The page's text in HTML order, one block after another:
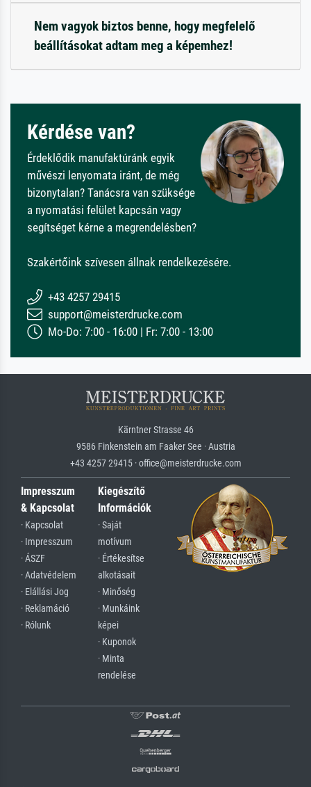
Nem vagyok biztos benne, hogy megfelelő
beállításokat adtam meg a képemhez!
Kérdése van?
Érdeklődik manufaktúránk egyik
művészi lenyomata iránt, de még
bizonytalan? Tanácsra van szüksége
a nyomatási felület kapcsán vagy
segítséget kérne a megrendelésben?
Szakértőink szívesen állnak rendelkezésére.
+43 4257 29415
support@meisterdrucke.com
Mo-Do: 7:00 - 16:00 | Fr: 7:00 - 13:00
Kärntner Strasse 46
9586 Finkenstein am Faaker See · Austria
+43 4257 29415 · office@meisterdrucke.com
Impresszum
& Kapcsolat
· Kapcsolat
· Impresszum
· ÁSZF
· Adatvédelem
· Elállási Jog
· Reklamáció
· Rólunk
Kiegészítő
Információk
· Saját
motívum
· Értékesítse
alkotásait
· Minőség
· Munkáink
képei
· Kuponok
· Minta
rendelése